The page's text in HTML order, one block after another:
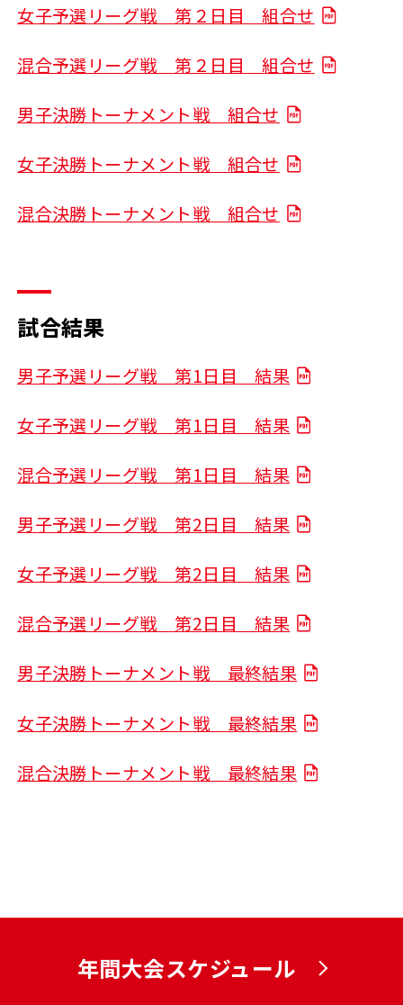
女子予選リーグ戦 第２日目 組合せ
混合予選リーグ戦 第２日目 組合せ
男子決勝トーナメント戦 組合せ
女子決勝トーナメント戦 組合せ
混合決勝トーナメント戦 組合せ
試合結果
男子予選リーグ戦 第1日目 結果
女子予選リーグ戦 第1日目 結果
混合予選リーグ戦 第1日目 結果
男子予選リーグ戦 第2日目 結果
女子予選リーグ戦 第2日目 結果
混合予選リーグ戦 第2日目 結果
男子決勝トーナメント戦 最終結果
女子決勝トーナメント戦 最終結果
混合決勝トーナメント戦 最終結果
年間大会スケジュール